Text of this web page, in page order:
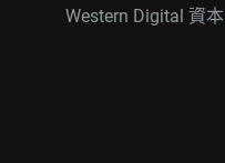
Western Digital 資本